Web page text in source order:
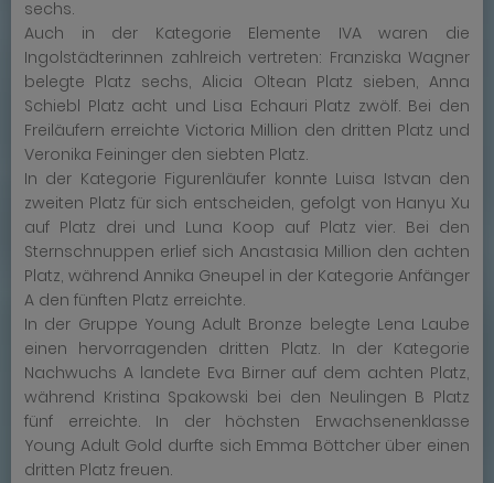
sechs.
Auch in der Kategorie Elemente IVA waren die
Ingolstädterinnen zahlreich vertreten: Franziska Wagner
belegte Platz sechs, Alicia Oltean Platz sieben, Anna
Schiebl Platz acht und Lisa Echauri Platz zwölf. Bei den
Freiläufern erreichte Victoria Million den dritten Platz und
Veronika Feininger den siebten Platz.
In der Kategorie Figurenläufer konnte Luisa Istvan den
zweiten Platz für sich entscheiden, gefolgt von Hanyu Xu
auf Platz drei und Luna Koop auf Platz vier. Bei den
Sternschnuppen erlief sich Anastasia Million den achten
Platz, während Annika Gneupel in der Kategorie Anfänger
A den fünften Platz erreichte.
In der Gruppe Young Adult Bronze belegte Lena Laube
einen hervorragenden dritten Platz. In der Kategorie
Nachwuchs A landete Eva Birner auf dem achten Platz,
während Kristina Spakowski bei den Neulingen B Platz
fünf erreichte. In der höchsten Erwachsenenklasse
Young Adult Gold durfte sich Emma Böttcher über einen
dritten Platz freuen.